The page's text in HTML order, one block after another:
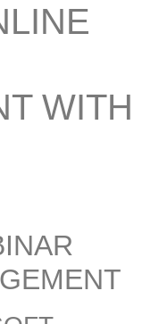
WITH